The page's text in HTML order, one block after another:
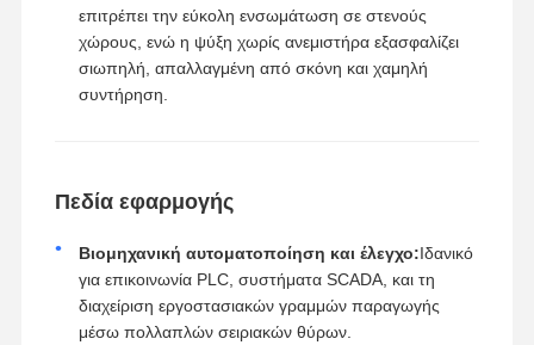
επιτρέπει την εύκολη ενσωμάτωση σε στενούς
χώρους, ενώ η ψύξη χωρίς ανεμιστήρα εξασφαλίζει
σιωπηλή, απαλλαγμένη από σκόνη και χαμηλή
συντήρηση.
Πεδία εφαρμογής
Βιομηχανική αυτοματοποίηση και έλεγχο:Ιδανικό
για επικοινωνία PLC, συστήματα SCADA, και τη
διαχείριση εργοστασιακών γραμμών παραγωγής
μέσω πολλαπλών σειριακών θύρων.